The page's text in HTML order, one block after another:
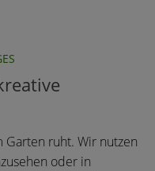
ruht. Wir nutzen
oder in